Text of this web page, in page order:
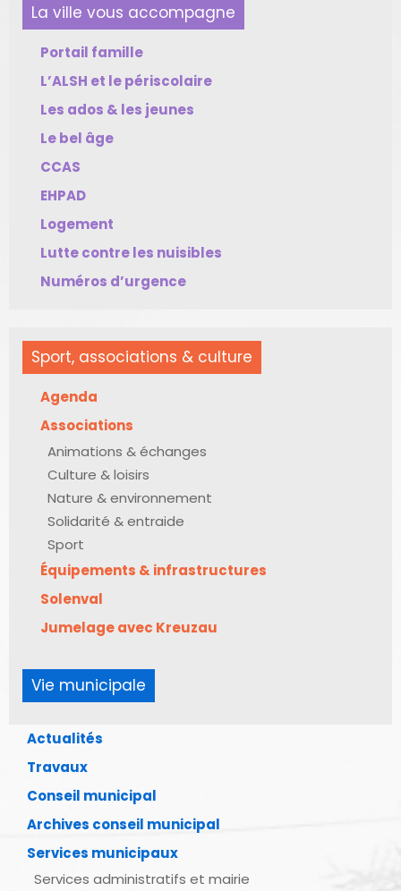
La ville vous accompagne
Portail famille
L’ALSH et le périscolaire
Les ados & les jeunes
Le bel âge
CCAS
EHPAD
Logement
Lutte contre les nuisibles
Numéros d’urgence
Sport, associations & culture
Agenda
Associations
Animations & échanges
Culture & loisirs
Nature & environnement
Solidarité & entraide
Sport
Équipements & infrastructures
Solenval
Jumelage avec Kreuzau
Vie municipale
Actualités
Travaux
Conseil municipal
Archives conseil municipal
Services municipaux
Services administratifs et mairie